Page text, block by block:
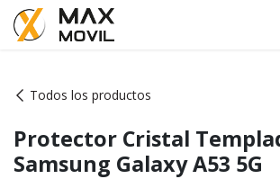
Ir al contenido
Todos los productos
Protector Cristal
Samsung Galaxy A53 5G